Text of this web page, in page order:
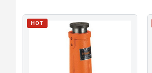
HOT